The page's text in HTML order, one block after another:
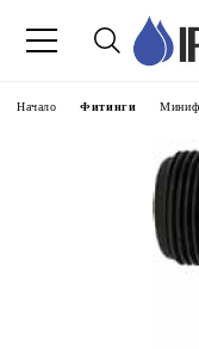
Начало Фитинги